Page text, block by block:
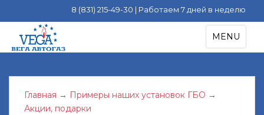
8 (831) 215-49-30 | Работаем 7 дней в неделю
i
TOGGLE
MENU
Главная → Примеры наших установок ГБО →
Акции, подарки